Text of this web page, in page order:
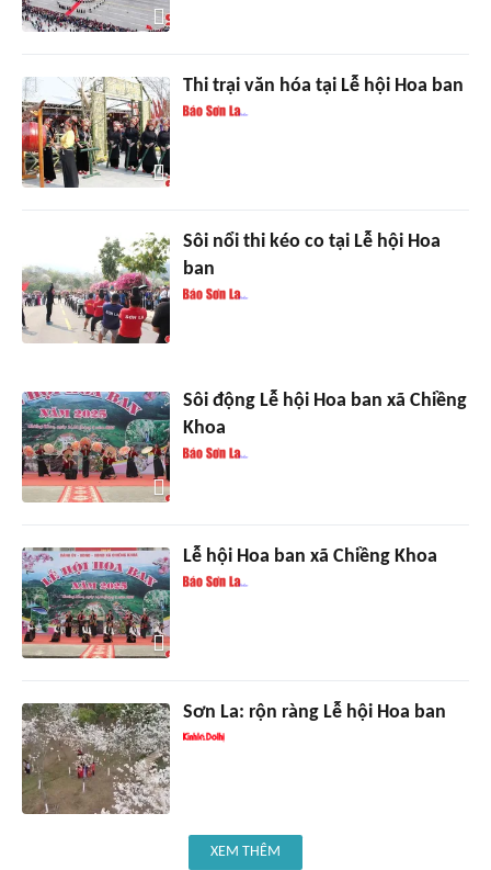
Thi trại văn hóa tại Lễ hội Hoa ban
Sôi nổi thi kéo co tại Lễ hội Hoa
ban
Sôi động Lễ hội Hoa ban xã Chiềng
Khoa
Lễ hội Hoa ban xã Chiềng Khoa
Sơn La: rộn ràng Lễ hội Hoa ban
XEM THÊM